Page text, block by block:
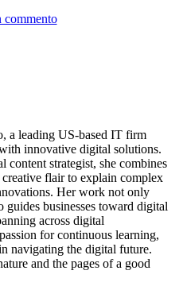
commento
a leading US-based IT firm
innovative digital solutions.
content strategist, she combines
flair to explain complex
Her work not only
businesses toward digital
across digital
for continuous learning,
navigating the digital future.
and the pages of a good